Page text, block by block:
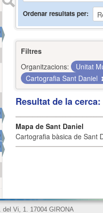
Ordenar resultats per
Filtres
Organitzacions:
Unitat
Cartografia Sant Daniel
Resultat de la
Mapa de Sant Daniel
Cartografia bàsica de Sant
del Vi, 1. 17004 GIRONA